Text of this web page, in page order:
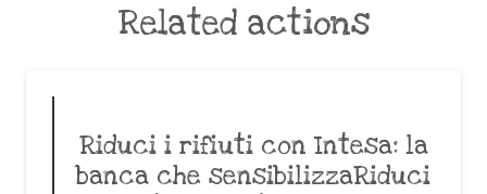
Related actions
Riduci i rifiuti con Intesa: la
banca che sensibilizzaRiduci